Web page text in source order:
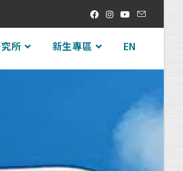
所 新生專區 EN